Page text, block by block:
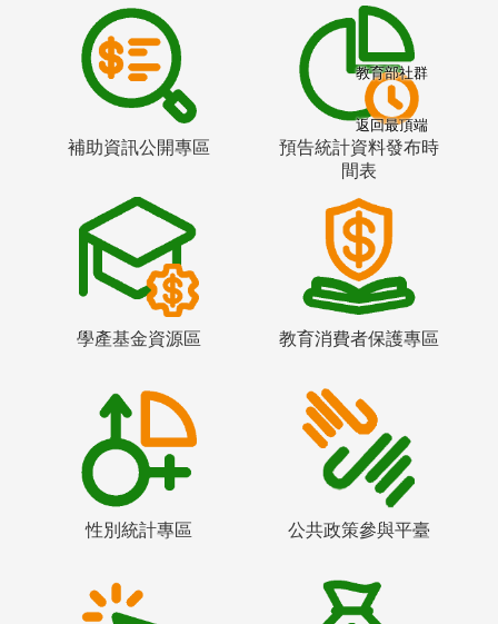
補助資訊公開專區
預告統計資料發布時
間表
學產基金資源區 教育消費者保護專區
性別統計專區 公共政策參與平臺
教育部社群
返回最頂端